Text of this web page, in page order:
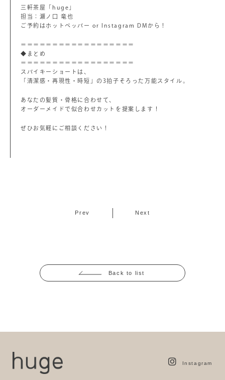
三軒茶屋「huge」
担当：瀬ノ口 竜也
ご予約はホットペッパー or Instagram DMから！
＝＝＝＝＝＝＝＝＝＝＝＝＝＝＝＝＝＝
◆まとめ
＝＝＝＝＝＝＝＝＝＝＝＝＝＝＝＝＝＝
スパイキーショートは、
「清潔感・再現性・時短」の3拍子そろった万能スタイル。
あなたの髪質・骨格に合わせて、
オーダーメイドで似合わせカットを提案します！
ぜひお気軽にご相談ください！
Prev Next
Back to list
Instagram